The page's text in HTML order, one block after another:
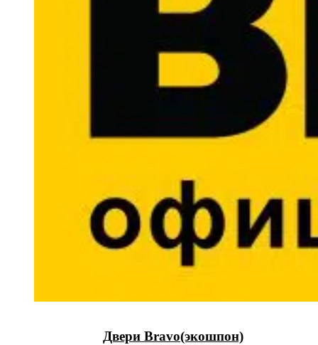
Двери Bravo(экошпон)